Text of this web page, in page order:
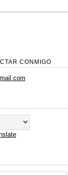
CONMIGO